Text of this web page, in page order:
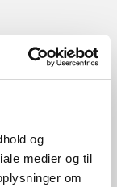
og
medier og til
om